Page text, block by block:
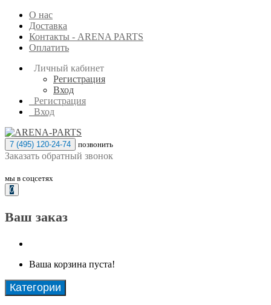
О нас
Доставка
Контакты - ARENA PARTS
Оплатить
Личный кабинет
Регистрация
Вход
Регистрация
Вход
7 (495) 120-24-74 позвонить
Заказать обратный звонок
мы в соцсетях
0
Ваш заказ
Ваша корзина пуста!
Категории